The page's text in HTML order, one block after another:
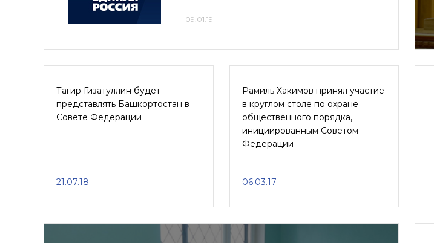
09.01.19
Тагир Гизатуллин будет
представлять Башкортостан в
Совете Федерации
21.07.18
Рамиль Хакимов принял участие
в круглом столе по охране
общественного порядка,
инициированным Советом
Федерации
06.03.17